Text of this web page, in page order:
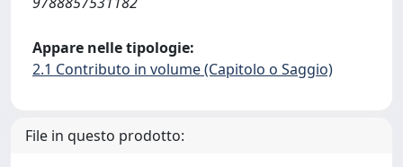
Appare nelle tipologie:
2.1 Contributo in volume (Capitolo o Saggio)
File in questo prodotto: